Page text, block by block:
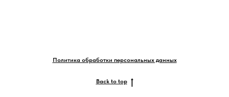
Политика обработки персональных данных
Back to top